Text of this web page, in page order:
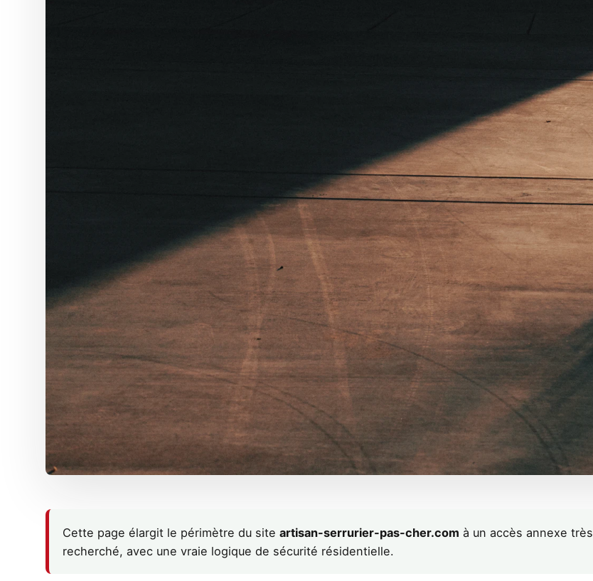
Cette page élargit le périmètre du siteartisan-serrurier-pas-cher.com à un accès annexe très
recherché, avec une vraie logique de sécurité résidentielle.